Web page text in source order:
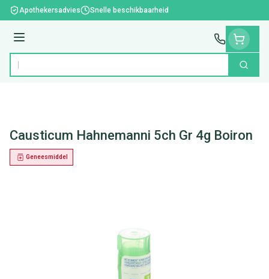
Ga naar de inhoud
Apothekersadvies Snelle beschikbaarheid
Menu
Product, merk, categorie... Zoek
Causticum Hahnemanni 5ch Gr 4g Boiron
Geneesmiddel